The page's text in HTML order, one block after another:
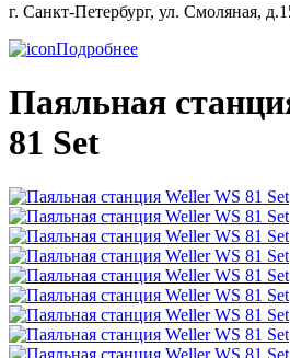
г. Санкт-Петербург, ул. Смоляная,
Подробнее
Паяльная
81 Set